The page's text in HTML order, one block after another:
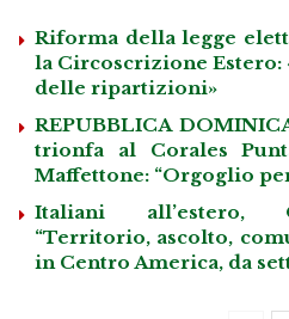
Riforma della legge
la Circoscrizione Estero:
delle ripartizioni»
REPUBBLICA
trionfa al Corales
Maffettone: “Orgoglio
Italiani all’estero,
“Territorio, ascolto,
in Centro America, da